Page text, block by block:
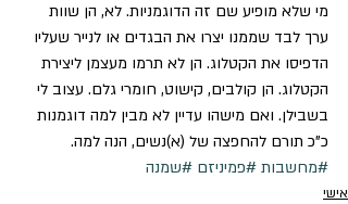
מי שלא מופיע שם זה הדוגמניות. לא, הן שוות
ערך לבד שממנו יצרו את הבגדים או לנייר שעליו
הדפיסו את הקטלוג. הן לא תרמו מעצמן ליצירת
הקטלוג. הן קולבים, קישוט, חומרי גלם. עצוב לי
בשבילן. ואם מישהו עדיין לא מבין למה דוגמנות
כ”כ תורם להחפצה של (א)נשים, הנה למה.
#מחשבות #פמיניזם #שמנה
אישי